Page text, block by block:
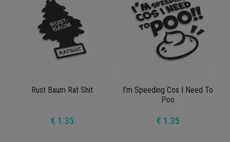
Rust Baum Rat Shit
€ 1.35
I'm Speeding Cos I Need To
Poo
€ 1.35